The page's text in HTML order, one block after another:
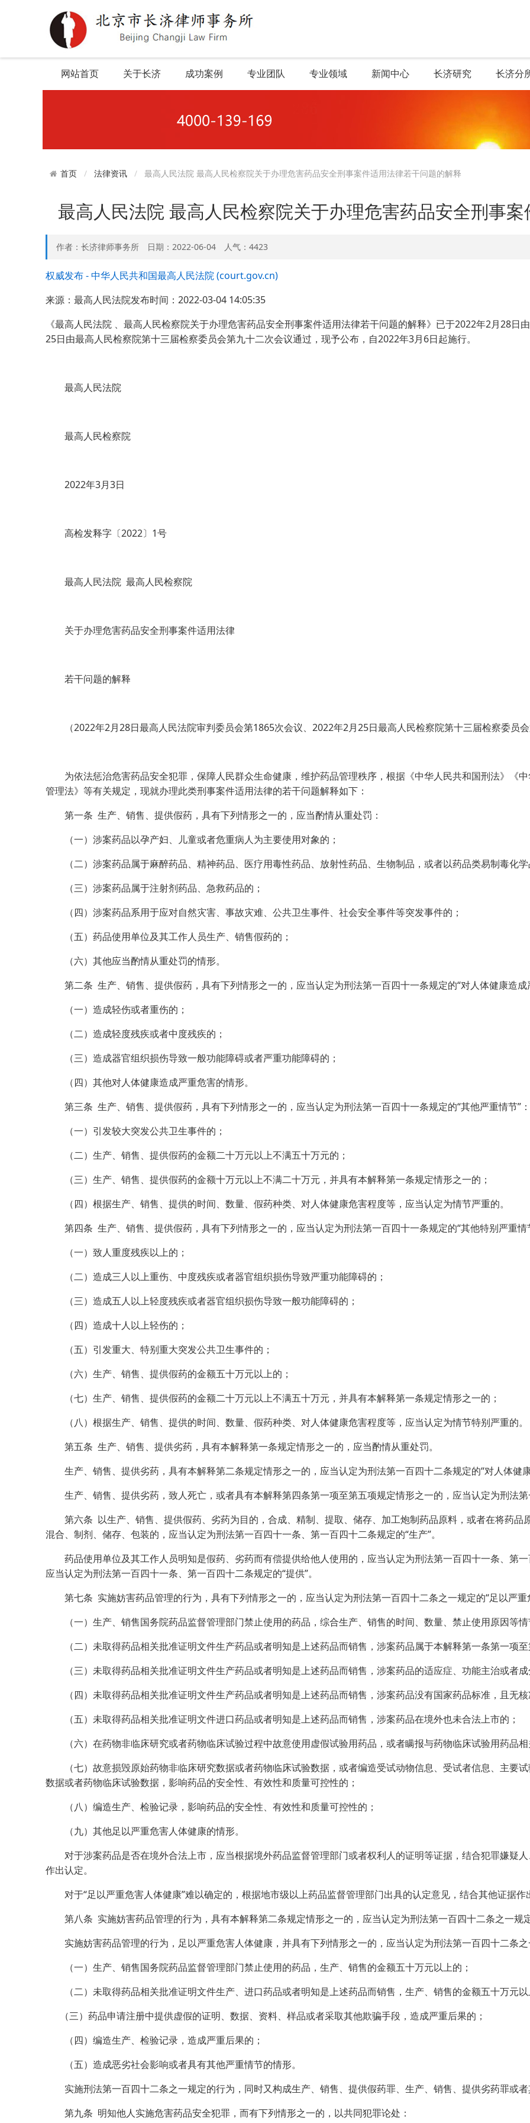
网站首页 关于长济 成功案例 专业团队 专业领域 新闻中心 长济研究 长济分
首页 法律资讯 最高人民法院 最高人民检察院关于办理危害药品安全刑事案件适用法律若干问题的解释
最高人民法院 最高人民检察院关于办理危害药品安全刑事
作者：长济律师事务所 日期：2022-06-04 人气：4423
权威发布 - 中华人民共和国最高人民法院 (court.gov.cn)
来源：最高人民法院发布时间：2022-03-04 14:05:35
《最高人民法院 、最高人民检察院关于办理危害药品安全刑事案件适用法律若干问题的解释》已于2022年2月28日
25日由最高人民检察院第十三届检察委员会第九十二次会议通过，现予公布，自2022年3月6日起施行。
最高人民法院
最高人民检察院
2022年3月3日
高检发释字〔2022〕1号
最高人民法院 最高人民检察院
关于办理危害药品安全刑事案件适用法律
若干问题的解释
（2022年2月28日最高人民法院审判委员会第1865次会议、2022年2月25日最高人民检察院第十三届检察委员会
为依法惩治危害药品安全犯罪，保障人民群众生命健康，维护药品管理秩序，根据《中华人民共和国刑法》《
管理法》等有关规定，现就办理此类刑事案件适用法律的若干问题解释如下：
第一条 生产、销售、提供假药，具有下列情形之一的，应当酌情从重处罚：
（一）涉案药品以孕产妇、儿童或者危重病人为主要使用对象的；
（二）涉案药品属于麻醉药品、精神药品、医疗用毒性药品、放射性药品、生物制品，或者以药品类易制毒化学
（三）涉案药品属于注射剂药品、急救药品的；
（四）涉案药品系用于应对自然灾害、事故灾难、公共卫生事件、社会安全事件等突发事件的；
（五）药品使用单位及其工作人员生产、销售假药的；
（六）其他应当酌情从重处罚的情形。
第二条 生产、销售、提供假药，具有下列情形之一的，应当认定为刑法第一百四十一条规定的“对人体健康造成
（一）造成轻伤或者重伤的；
（二）造成轻度残疾或者中度残疾的；
（三）造成器官组织损伤导致一般功能障碍或者严重功能障碍的；
（四）其他对人体健康造成严重危害的情形。
第三条 生产、销售、提供假药，具有下列情形之一的，应当认定为刑法第一百四十一条规定的“其他严重情节”：
（一）引发较大突发公共卫生事件的；
（二）生产、销售、提供假药的金额二十万元以上不满五十万元的；
（三）生产、销售、提供假药的金额十万元以上不满二十万元，并具有本解释第一条规定情形之一的；
（四）根据生产、销售、提供的时间、数量、假药种类、对人体健康危害程度等，应当认定为情节严重的。
第四条 生产、销售、提供假药，具有下列情形之一的，应当认定为刑法第一百四十一条规定的“其他特别严重情
（一）致人重度残疾以上的；
（二）造成三人以上重伤、中度残疾或者器官组织损伤导致严重功能障碍的；
（三）造成五人以上轻度残疾或者器官组织损伤导致一般功能障碍的；
（四）造成十人以上轻伤的；
（五）引发重大、特别重大突发公共卫生事件的；
（六）生产、销售、提供假药的金额五十万元以上的；
（七）生产、销售、提供假药的金额二十万元以上不满五十万元，并具有本解释第一条规定情形之一的；
（八）根据生产、销售、提供的时间、数量、假药种类、对人体健康危害程度等，应当认定为情节特别严重的。
第五条 生产、销售、提供劣药，具有本解释第一条规定情形之一的，应当酌情从重处罚。
生产、销售、提供劣药，具有本解释第二条规定情形之一的，应当认定为刑法第一百四十二条规定的“对人体健康
生产、销售、提供劣药，致人死亡，或者具有本解释第四条第一项至第五项规定情形之一的，应当认定为刑法第
第六条 以生产、销售、提供假药、劣药为目的，合成、精制、提取、储存、加工炮制药品原料，或者在将药品
混合、制剂、储存、包装的，应当认定为刑法第一百四十一条、第一百四十二条规定的“生产”。
药品使用单位及其工作人员明知是假药、劣药而有偿提供给他人使用的，应当认定为刑法第一百四十一条、第一
应当认定为刑法第一百四十一条、第一百四十二条规定的“提供”。
第七条 实施妨害药品管理的行为，具有下列情形之一的，应当认定为刑法第一百四十二条之一规定的“足以严重
（一）生产、销售国务院药品监督管理部门禁止使用的药品，综合生产、销售的时间、数量、禁止使用原因等情
（二）未取得药品相关批准证明文件生产药品或者明知是上述药品而销售，涉案药品属于本解释第一条第一项至
（三）未取得药品相关批准证明文件生产药品或者明知是上述药品而销售，涉案药品的适应症、功能主治或者成
（四）未取得药品相关批准证明文件生产药品或者明知是上述药品而销售，涉案药品没有国家药品标准，且无核
（五）未取得药品相关批准证明文件进口药品或者明知是上述药品而销售，涉案药品在境外也未合法上市的；
（六）在药物非临床研究或者药物临床试验过程中故意使用虚假试验用药品，或者瞒报与药物临床试验用药品相
（七）故意损毁原始药物非临床研究数据或者药物临床试验数据，或者编造受试动物信息、受试者信息、主要
数据或者药物临床试验数据，影响药品的安全性、有效性和质量可控性的；
（八）编造生产、检验记录，影响药品的安全性、有效性和质量可控性的；
（九）其他足以严重危害人体健康的情形。
对于涉案药品是否在境外合法上市，应当根据境外药品监督管理部门或者权利人的证明等证据，结合犯罪嫌疑
作出认定。
对于“足以严重危害人体健康”难以确定的，根据地市级以上药品监督管理部门出具的认定意见，结合其他证据作
第八条 实施妨害药品管理的行为，具有本解释第二条规定情形之一的，应当认定为刑法第一百四十二条之一规定
实施妨害药品管理的行为，足以严重危害人体健康，并具有下列情形之一的，应当认定为刑法第一百四十二条之
（一）生产、销售国务院药品监督管理部门禁止使用的药品，生产、销售的金额五十万元以上的；
（二）未取得药品相关批准证明文件生产、进口药品或者明知是上述药品而销售，生产、销售的金额五十万元以
（三）药品申请注册中提供虚假的证明、数据、资料、样品或者采取其他欺骗手段，造成严重后果的；
（四）编造生产、检验记录，造成严重后果的；
（五）造成恶劣社会影响或者具有其他严重情节的情形。
实施刑法第一百四十二条之一规定的行为，同时又构成生产、销售、提供假药罪、生产、销售、提供劣药罪或者
第九条 明知他人实施危害药品安全犯罪，而有下列情形之一的，以共同犯罪论处：